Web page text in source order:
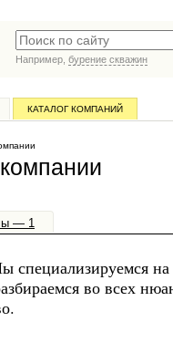
Например, бурение скважин
КАТАЛОГ КОМПАНИЙ
— 1
специализируемся
во всех